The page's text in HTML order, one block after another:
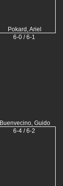
Pokard, Ariel
6-0 / 6-1
Buenvecino, Guido
6-4 / 6-2